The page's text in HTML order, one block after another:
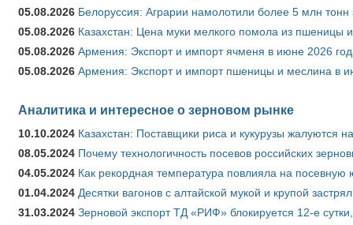
05.08.2026 Белоруссия: Аграрии намолотили более 5 млн тонн
05.08.2026 Казахстан: Цена муки мелкого помола из пшеницы
05.08.2026 Армения: Экспорт и импорт ячменя в июне 2026
05.08.2026 Армения: Экспорт и импорт пшеницы и меслина в
Аналитика и интересное о зерновом рынке
10.10.2024 Казахстан: Поставщики риса и кукурузы жалуются
08.05.2024 Почему технологичность посевов российских
04.05.2024 Как рекордная температура повлияла на
01.04.2024 Десятки вагонов с алтайской мукой и крупой
31.03.2024 Зерновой экспорт ТД «РИФ» блокируется 12-е